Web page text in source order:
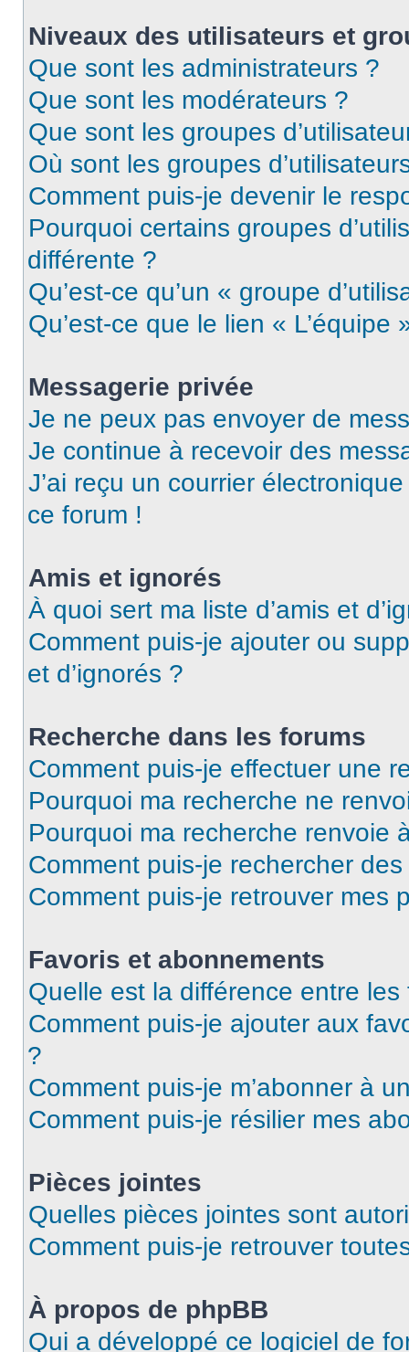
Niveaux des utilisateurs et
Que sont les administrateurs ?
Que sont les modérateurs ?
Que sont les groupes
Où sont les groupes
Comment puis-je devenir le
Pourquoi certains groupes
différente ?
Qu’est-ce qu’un « groupe
Qu’est-ce que le lien « L’équipe
Messagerie privée
Je ne peux pas envoyer de
Je continue à recevoir des
J’ai reçu un courrier
ce forum !
Amis et ignorés
À quoi sert ma liste d’amis et
Comment puis-je ajouter ou
et d’ignorés ?
Recherche dans les forums
Comment puis-je effectuer une
Pourquoi ma recherche ne
Pourquoi ma recherche renvoie
Comment puis-je rechercher
Comment puis-je retrouver mes
Favoris et abonnements
Quelle est la différence entre
Comment puis-je ajouter aux
?
Comment puis-je m’abonner à
Comment puis-je résilier mes
Pièces jointes
Quelles pièces jointes sont
Comment puis-je retrouver
À propos de phpBB
Qui a développé ce logiciel de